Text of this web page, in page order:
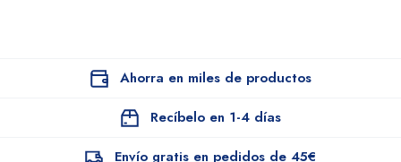
Ahorra en miles de productos
Recíbelo en 1-4 días
Envío gratis en pedidos de 45€